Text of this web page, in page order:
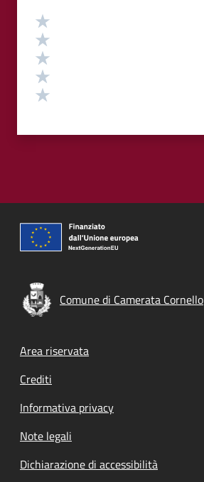
Valutazione
Comune di Camerata Cornello
Footer menu
Area riservata
Crediti
Informativa privacy
Note legali
Dichiarazione di accessibilità